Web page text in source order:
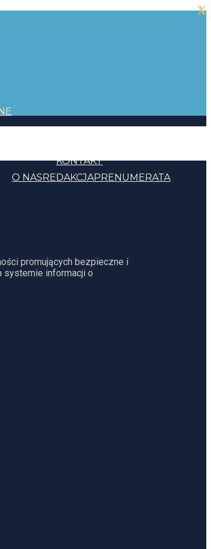
KONTAKT
O NASREDAKCJAPRENUMERATA
promujących bezpieczne i
systemie informacji o
X